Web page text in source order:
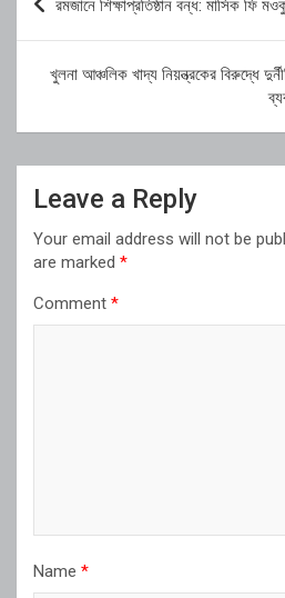
navigation
রমজানে শিক্ষাপ্রতিষ্ঠান বন্ধ: মাসিক ফি
খুলনা আঞ্চলিক খাদ্য নিয়ন্ত্রকের বিরুদ্ধে
Leave a Reply
Your email address will not be
are marked *
Comment *
Name *